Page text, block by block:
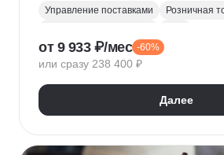
Управление поставками
Розничная
Маркетинговая стратегия
Управление продажами
Ценообразование
Аналитика данных
Операционный менеджмент
от 9 933 ₽/мес -60%
или сразу 238 400 ₽
Далее